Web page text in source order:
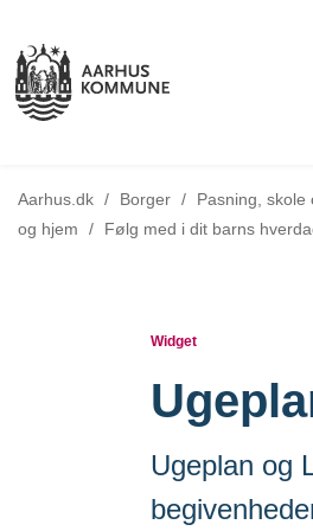
Aarhus.dk / Borger / Pasning, skole
og hjem
/ Følg med i dit barns
Widget
Ugeplan og